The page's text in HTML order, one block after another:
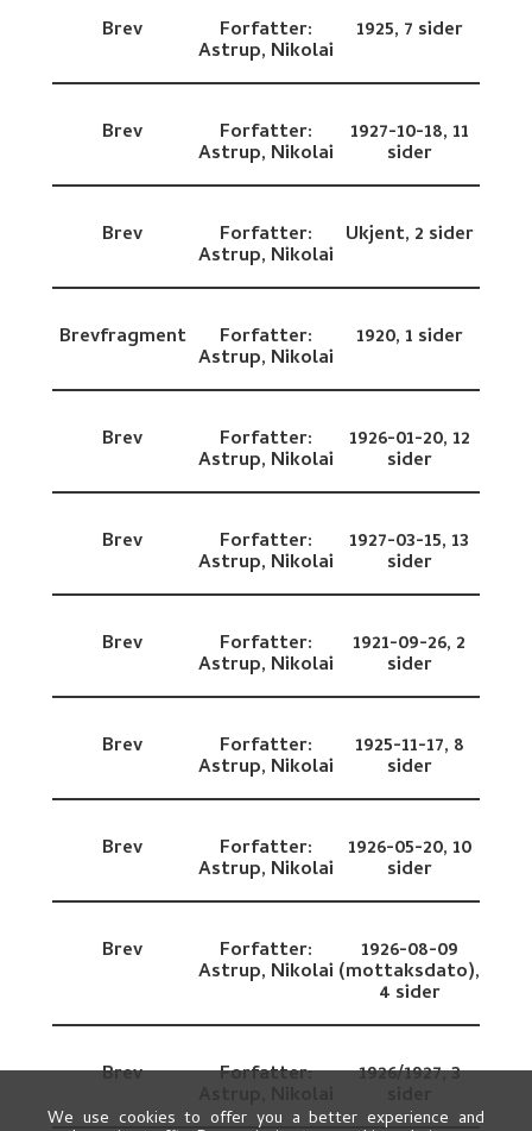
Brev Forfatter:
Astrup, Nikolai
1925, 7 sider
Brev Forfatter:
Astrup, Nikolai
1927-10-18,11
sider
Brev Forfatter:
Astrup, Nikolai
Ukjent, 2 sider
Brevfragment Forfatter:
Astrup, Nikolai
1920,1 sider
Brev Forfatter:
Astrup, Nikolai
1926-01-20,12
sider
Brev Forfatter:
Astrup, Nikolai
1927-03-15,13
sider
Brev Forfatter:
Astrup, Nikolai
1921-09-26, 2
sider
Brev Forfatter:
Astrup, Nikolai
1925-11-17, 8
sider
Brev Forfatter:
Astrup, Nikolai
1926-05-20,10
sider
Brev Forfatter:
Astrup, Nikolai
1926-08-09
(mottaksdato),
4 sider
Brev Forfatter: 1926/1927,3
We use cookies to offer you a better experience and